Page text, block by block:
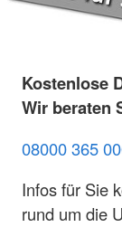
Kostenlose
Wir beraten
08000 365
Infos für Sie
rund um die